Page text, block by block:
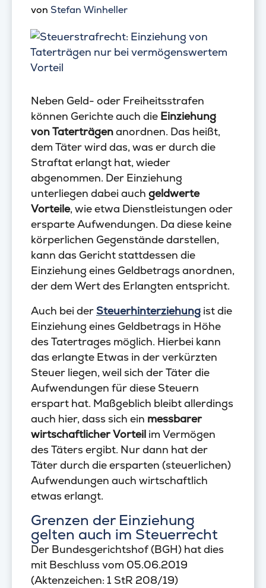
von Stefan Winheller
Neben Geld- oder Freiheitsstrafen
können Gerichte auch die Einziehung
von Taterträgenanordnen. Das heißt,
dem Täter wird das, was er durch die
Straftat erlangt hat, wieder
abgenommen. Der Einziehung
unterliegen dabei auch geldwerte
Vorteile, wie etwa Dienstleistungen oder
ersparte Aufwendungen. Da diese keine
körperlichen Gegenstände darstellen,
kann das Gericht stattdessen die
Einziehung eines Geldbetrags anordnen,
der dem Wert des Erlangten entspricht.
Auch bei derSteuerhinterziehung ist die
Einziehung eines Geldbetrags in Höhe
des Tatertrages möglich. Hierbei kann
das erlangte Etwas in der verkürzten
Steuer liegen, weil sich der Täter die
Aufwendungen für diese Steuern
erspart hat. Maßgeblich bleibt allerdings
auch hier, dass sich ein messbarer
wirtschaftlicher Vorteil im Vermögen
des Täters ergibt. Nur dann hat der
Täter durch die ersparten (steuerlichen)
Aufwendungen auch wirtschaftlich
etwas erlangt.
Grenzen der Einziehung
gelten auch im Steuerrecht
Der Bundesgerichtshof (BGH) hat dies
mit Beschluss vom 05.06.2019
(Aktenzeichen: 1 StR 208/19)